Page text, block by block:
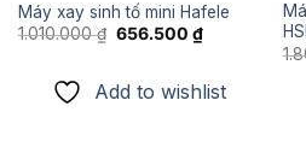
Máy xay sinh tố mini Hafele
1.010.000₫ Giá
1.010.000 ₫.
656.500 ₫Giá
hiện
là:
656.500 ₫.
Add to wishlist